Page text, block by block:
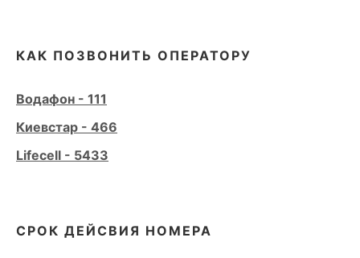
КАК ПОЗВОНИТЬ ОПЕРАТОРУ
Водафон - 111
Киевстар - 466
Lifecell - 5433
СРОК ДЕЙСВИЯ НОМЕРА